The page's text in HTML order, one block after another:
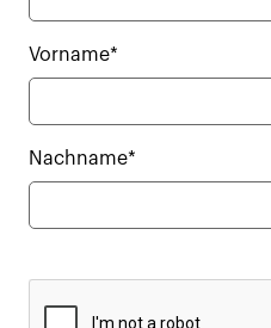
Vorname*
Nachname*